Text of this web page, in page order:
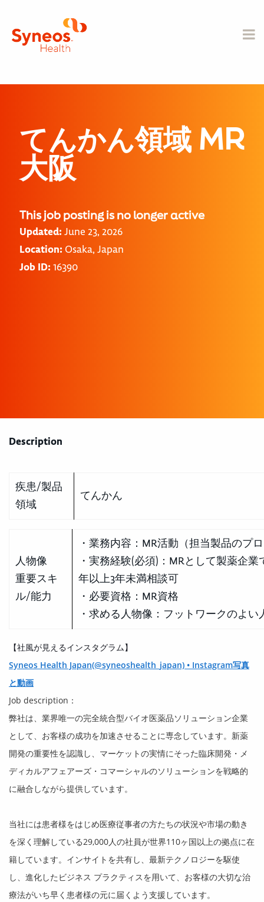
てんかん領域 MR
大阪
This job posting is no longer active
Updated: June 23, 2026
Location: Osaka, Japan
Job ID: 16390
Description
疾患/製品
領域
てんかん
人物像
重要スキ
ル/能力
・業務内容：MR活動（担当製品のプ
・実務経験(必須)：MRとして製薬企
年以上3年未満相談可
・必要資格：MR資格
・求める人物像：フットワークのよい
【社風が見えるインスタグラム】
Syneos Health Japan(@syneoshealth_japan) • Instagram写真
と動画
Job description：
弊社は、業界唯一の完全統合型バイオ医薬品ソリューション企業
として、お客様の成功を加速させることに専念しています。新薬
開発の重要性を認識し、マーケットの実情にそった臨床開発・メ
ディカルアフェアーズ・コマーシャルのソリューションを戦略的
に融合しながら提供しています。
当社には患者様をはじめ医療従事者の方たちの状況や市場の動き
を深く理解している29,000人の社員が世界110ヶ国以上の拠点に在
籍しています。インサイトを共有し、最新テクノロジーを駆使
し、進化したビジネス プラクティスを用いて、お客様の大切な治
療法がいち早く患者様の元に届くよう支援しています。